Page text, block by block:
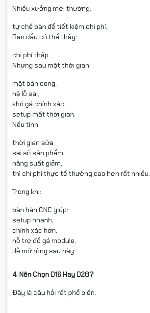
Nhiều xưởng mới thường:
tự chế bàn để tiết kiệm chi phí.
Ban đầu có thể thấy:
chi phí thấp.
Nhưng sau một thời gian:
mặt bàn cong,
hệ lỗ sai,
khó gá chính xác,
setup mất thời gian.
Nếu tính:
thời gian sửa,
sai số sản phẩm,
năng suất giảm,
thì chi phí thực tế thường cao hơn rất nhiều.
Trong khi:
bàn hàn CNC giúp:
setup nhanh,
chính xác hơn,
hỗ trợ đồ gá module,
dễ mở rộng sau này.
4. Nên Chọn D16 Hay D28?
Đây là câu hỏi rất phổ biến.